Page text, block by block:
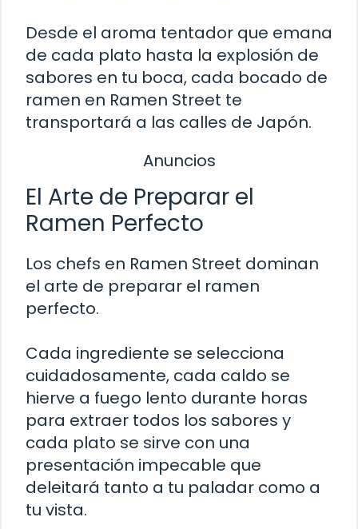
Desde el aroma tentador que emana
de cada plato hasta la explosión de
sabores en tu boca, cada bocado de
ramen en Ramen Street te
transportará a las calles de Japón.
Anuncios
El Arte de Preparar el
Ramen Perfecto
Los chefs en Ramen Street dominan
el arte de preparar el ramen
perfecto.
Cada ingrediente se selecciona
cuidadosamente, cada caldo se
hierve a fuego lento durante horas
para extraer todos los sabores y
cada plato se sirve con una
presentación impecable que
deleitará tanto a tu paladar como a
tu vista.